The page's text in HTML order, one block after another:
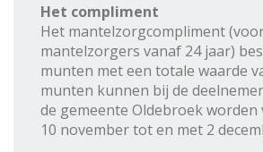
Het compliment
Het mantelzorgcompliment
mantelzorgers vanaf 24 jaar)
munten met een totale waarde
munten kunnen bij de
de gemeente Oldebroek worden
10 november tot en met 2